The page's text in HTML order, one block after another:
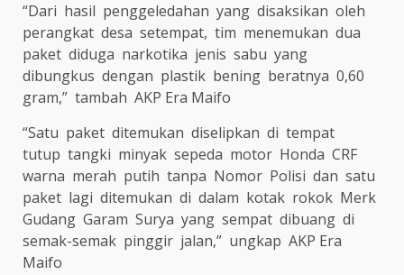
“Dari hasil penggeledahan yang disaksikan oleh
perangkat desa setempat, tim menemukan dua
paket diduga narkotika jenis sabu yang
dibungkus dengan plastik bening beratnya 0,60
gram,” tambah AKP Era Maifo
“Satu paket ditemukan diselipkan di tempat
tutup tangki minyak sepeda motor Honda CRF
warna merah putih tanpa Nomor Polisi dan satu
paket lagi ditemukan di dalam kotak rokok Merk
Gudang Garam Surya yang sempat dibuang di
semak-semak pinggir jalan,” ungkap AKP Era
Maifo